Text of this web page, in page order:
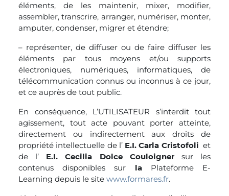
éléments, de les maintenir, mixer, modifier,
assembler, transcrire, arranger, numériser, monter,
amputer, condenser, migrer et étendre;
– représenter, de diffuser ou de faire diffuser les
éléments par tous moyens et/ou supports
électroniques, numériques, informatiques, de
télécommunication connus ou inconnus à ce jour,
et ce auprès de tout public.
En conséquence, L’UTILISATEUR s’interdit tout
agissement, tout acte pouvant porter atteinte,
directement ou indirectement aux droits de
propriété intellectuelle de l’ E.I. Carla Cristofoli et
de l’ E.I. Cecilia Dolce Couloignersur les
contenus disponibles sur la Plateforme E-
Learning depuis le site www.formares.fr.